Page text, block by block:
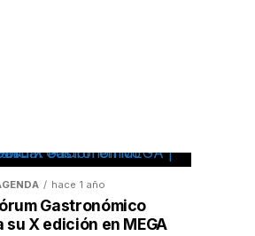
hace 1 año
Gastronómico
X edición en MEGA